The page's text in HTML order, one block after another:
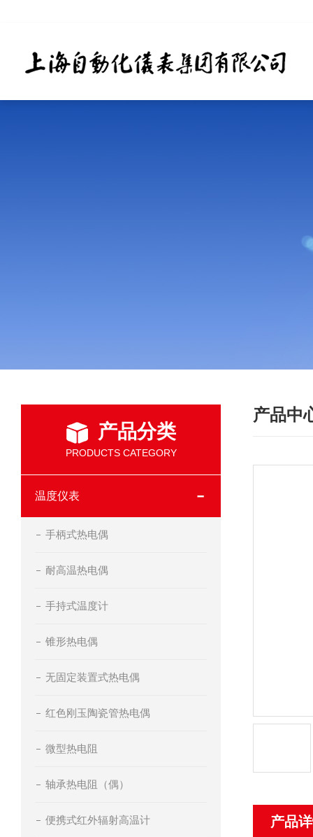
产品分类
PRODUCTS CATEGORY
温度仪表
手柄式热电偶
耐高温热电偶
手持式温度计
锥形热电偶
无固定装置式热电偶
红色刚玉陶瓷管热电偶
微型热电阻
轴承热电阻（偶）
便携式红外辐射高温计
产品中
产品